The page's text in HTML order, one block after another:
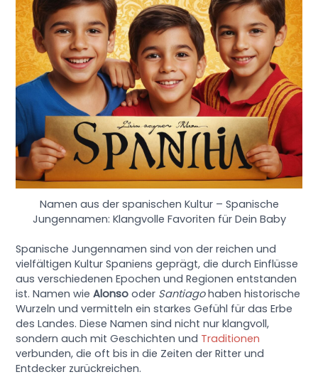
Namen aus der spanischen Kultur – Spanische
Jungennamen: Klangvolle Favoriten für Dein Baby
Spanische Jungennamen sind von der reichen und
vielfältigen Kultur Spaniens geprägt, die durch Einflüsse
aus verschiedenen Epochen und Regionen entstanden
ist. Namen wieAlonso oder Santiagohaben historische
Wurzeln und vermitteln ein starkes Gefühl für das Erbe
des Landes. Diese Namen sind nicht nur klangvoll,
sondern auch mit Geschichten und Traditionen
verbunden, die oft bis in die Zeiten der Ritter und
Entdecker zurückreichen.